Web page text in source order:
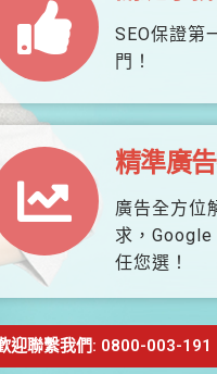
SEO保證第
門！
精準廣
廣告全方位
求，
任您選！
迎聯繫我們: 0800-003-191